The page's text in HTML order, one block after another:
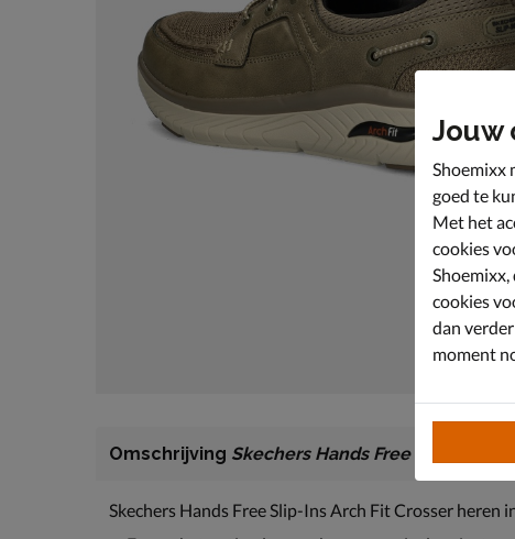
Omschrijving Skechers Hands Free Slip-Ins
Skechers Hands Free Slip-Ins Arch Fit Crosser heren
Jouw
Shoemixx
goed te
Met het
cookies
cookies
dan
moment